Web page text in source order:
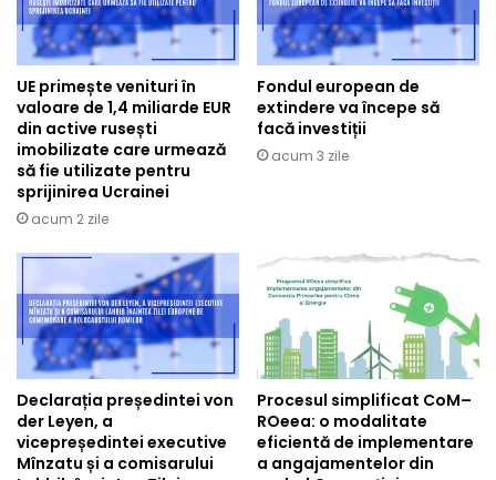
UE primește venituri în
valoare de 1,4 miliarde EUR
din active rusești
imobilizate care urmează
să fie utilizate pentru
sprijinirea Ucrainei
acum 2 zile
Fondul european de
extindere va începe să
facă investiții
acum 3 zile
Declarația președintei von
der Leyen, a
vicepreședintei executive
Mînzatu și a comisarului
Procesul simplificat CoM–
ROeea: o modalitate
eficientă de implementare
a angajamentelor din